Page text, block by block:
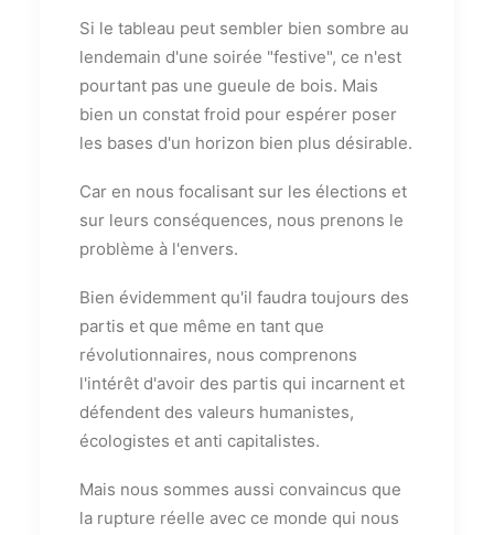
Si le tableau peut sembler bien sombre au
lendemain d'une soirée "festive", ce n'est
pourtant pas une gueule de bois. Mais
bien un constat froid pour espérer poser
les bases d'un horizon bien plus désirable.
Car en nous focalisant sur les élections et
sur leurs conséquences, nous prenons le
problème à l'envers.
Bien évidemment qu'il faudra toujours des
partis et que même en tant que
révolutionnaires, nous comprenons
l'intérêt d'avoir des partis qui incarnent et
défendent des valeurs humanistes,
écologistes et anti capitalistes.
Mais nous sommes aussi convaincus que
la rupture réelle avec ce monde qui nous